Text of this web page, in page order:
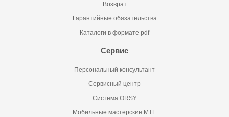
Возврат
Гарантийные обязательства
Каталоги в формате pdf
Сервис
Персональный консультант
Сервисный центр
Система ORSY
Мобильные мастерские MTE